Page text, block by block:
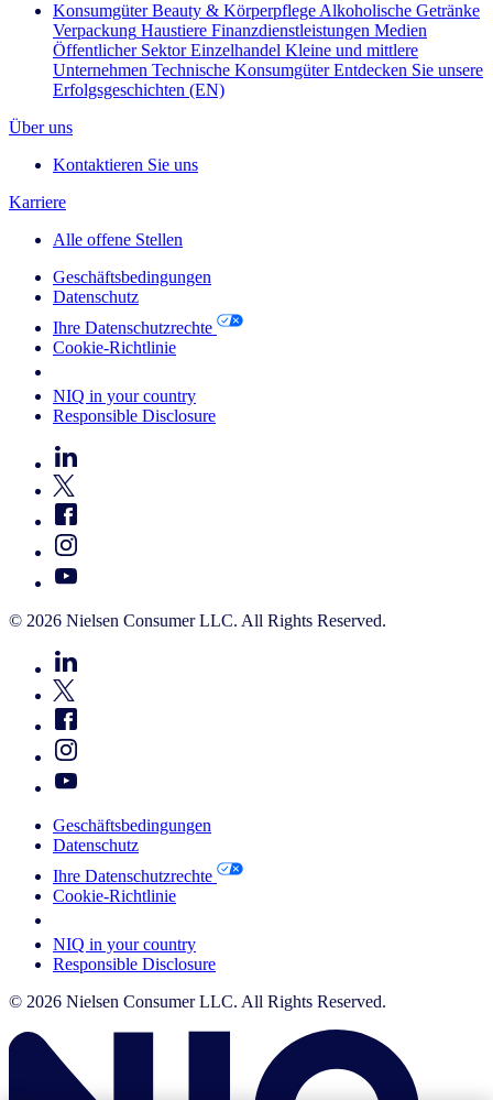
Konsumgüter Beauty & Körperpflege Alkoholische Getränke
Verpackung Haustiere Finanzdienstleistungen Medien
Öffentlicher Sektor Einzelhandel Kleine und mittlere
Unternehmen Technische Konsumgüter Entdecken Sie unsere
Erfolgsgeschichten (EN)
Über uns
Kontaktieren Sie uns
Karriere
Alle offene Stellen
Geschäftsbedingungen
Datenschutz
Ihre Datenschutzrechte
Cookie-Richtlinie
NIQ in your country
Responsible Disclosure
© 2026 Nielsen Consumer LLC. All Rights Reserved.
Geschäftsbedingungen
Datenschutz
Ihre Datenschutzrechte
Cookie-Richtlinie
NIQ in your country
Responsible Disclosure
© 2026 Nielsen Consumer LLC. All Rights Reserved.